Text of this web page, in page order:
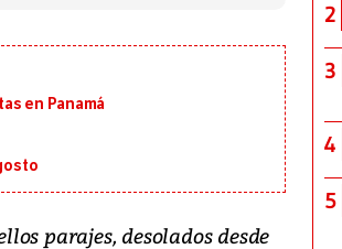
en Panamá
parajes, desolados desde
2
3
4
5